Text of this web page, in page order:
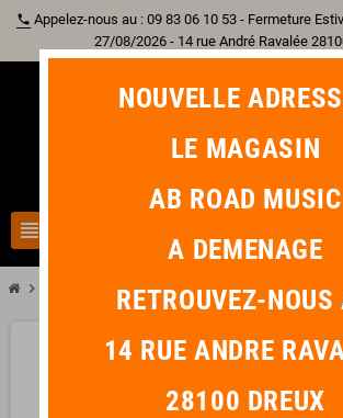
phone Appelez-nous au : 09 83 06 10 53 - Fermeture
27/08/2026 - 14 rue André Ravalée
view_headline
chevron_right IBANEZ RG5121-DBF PRESTIGE Dark Tide Blue Flat
NOUVELLE
LE MAGASIN
AB ROAD MUSIC
A DEMENAGE
RETROUVEZ-NOUS
14 RUE ANDRE
28100 DREUX